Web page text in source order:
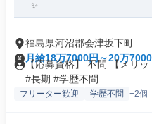
✨
福島県河沼郡会津坂下町
月給18万7000円～20万
【応募資格】 不問 【メリ
#長期 #学歴不問 ...
フリーター歓迎 学歴不問 +2個